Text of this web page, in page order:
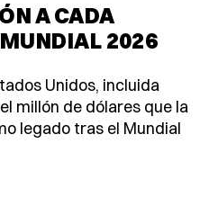
A CADA
2026
Unidos, incluida
millón de dólares que la
legado tras el Mundial